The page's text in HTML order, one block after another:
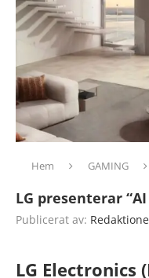
Hem GAMING
LG presenterar
Publicerat av:
LG Electronics